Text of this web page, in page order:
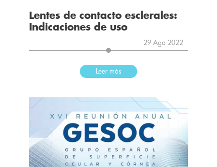
Lentes de contacto esclerales:
Indicaciones de uso
29 Ago 2022
Leer más